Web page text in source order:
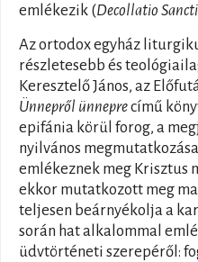
emlékezik (Decollatio
Az ortodox egyház
részletesebb és
Keresztelő János, az
Ünnepről ünneprecímű
epifánia körül forog, a
nyilvános
emlékeznek meg Krisztus
ekkor mutatkozott meg
teljesen beárnyékolja a
során hat alkalommal
üdvtörténeti szerepéről: